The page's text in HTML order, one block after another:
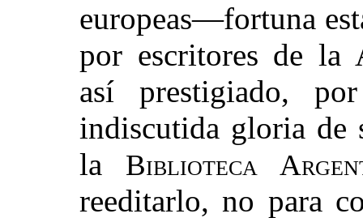
europeas—fortuna
por escritores de la
así prestigiado,
indiscutida gloria de
la Biblioteca
reeditarlo, no para